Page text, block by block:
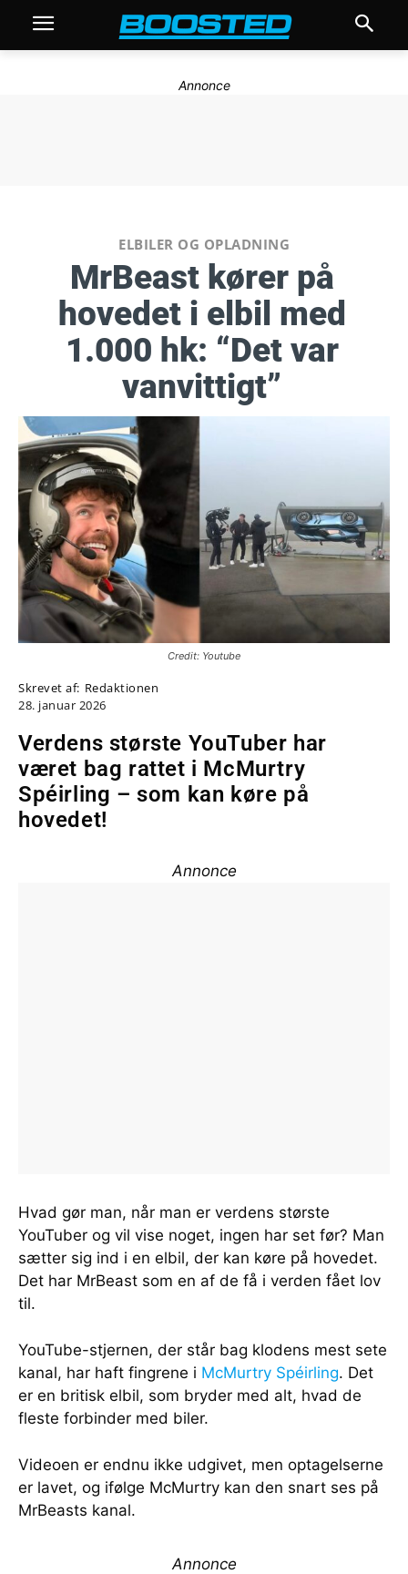
Annonce
ELBILER OG OPLADNING
MrBeast kører på
hovedet i elbil med
1.000 hk: “Det var
vanvittigt”
Credit: Youtube
Skrevet af: Redaktionen
28. januar 2026
Verdens største YouTuber har
været bag rattet i McMurtry
Spéirling – som kan køre på
hovedet!
Annonce
Hvad gør man, når man er verdens største
YouTuber og vil vise noget, ingen har set før? Man
sætter sig ind i en elbil, der kan køre på hovedet.
Det har MrBeast som en af de få i verden fået lov
til.
YouTube-stjernen, der står bag klodens mest sete
kanal, har haft fingrene i McMurtry Spéirling. Det
er en britisk elbil, som bryder med alt, hvad de
fleste forbinder med biler.
Videoen er endnu ikke udgivet, men optagelserne
er lavet, og ifølge McMurtry kan den snart ses på
MrBeasts kanal.
Annonce